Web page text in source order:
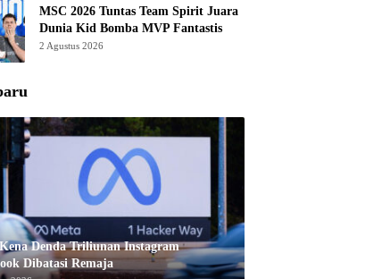
MSC 2026 Tuntas Team Spirit Juara
Dunia Kid Bomba MVP Fantastis
2 Agustus 2026
Denda Triliunan Instagram
Dibatasi Remaja